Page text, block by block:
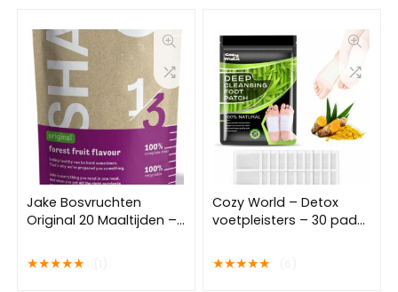
Jake Bosvruchten
Original 20 Maaltijden –
Maaltijdvervanger –
Poeder Maaltijdshake –
★★★★★
Cozy World – Detox
voetpleisters – 30 pads
Voordeelverpakking –
Detoxkuur –
★★★★★